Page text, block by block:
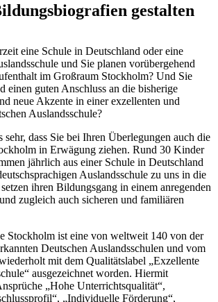
gestalten
eine Schule in Deutschland oder eine
und Sie planen vorübergehend
im Großraum Stockholm? Und Sie
einen guten Anschluss an die bisherige
neue Akzente in einer exzellenten und
Auslandsschule?
dass Sie bei Ihren Überlegungen auch die
in Erwägung ziehen. Rund 30 Kinder
jährlich aus einer Schule in Deutschland
Auslandsschule zu uns in die
ihren Bildungsgang in einem anregenden
zugleich auch sicheren und familiären
Stockholm ist eine von weltweit 140 von der
Deutschen Auslandsschulen und vom
mit dem Qualitätslabel „Exzellente
ausgezeichnet worden. Hiermit
„Hohe Unterrichtsqualität“,
„Individuelle Förderung“,